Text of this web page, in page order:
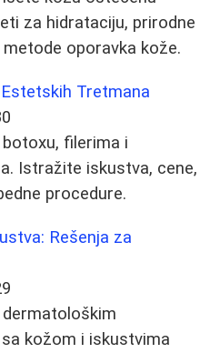
za hidrataciju, prirodne
oporavka kože.
Tretmana
filerima i
Istražite iskustva, cene,
procedure.
Rešenja za
kožom i iskustvima